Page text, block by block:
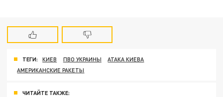
ТЕГИ: КИЕВ ПВО УКРАИНЫ
АТАКА КИЕВА
АМЕРИКАНСКИЕ РАКЕТЫ
ЧИТАЙТЕ ТАКЖЕ: